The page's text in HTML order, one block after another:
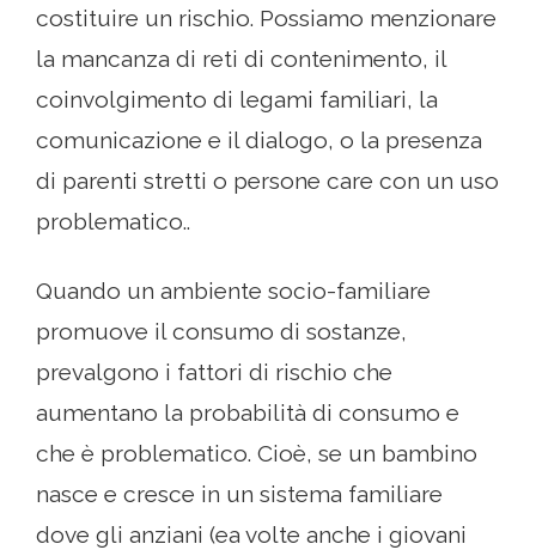
costituire un rischio. Possiamo menzionare
la mancanza di reti di contenimento, il
coinvolgimento di legami familiari, la
comunicazione e il dialogo, o la presenza
di parenti stretti o persone care con un uso
problematico..
Quando un ambiente socio-familiare
promuove il consumo di sostanze,
prevalgono i fattori di rischio che
aumentano la probabilità di consumo e
che è problematico. Cioè, se un bambino
nasce e cresce in un sistema familiare
dove gli anziani (ea volte anche i giovani